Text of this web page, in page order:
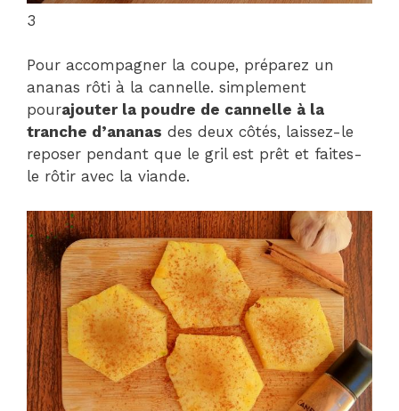
3
Pour accompagner la coupe, préparez un
ananas rôti à la cannelle. simplement
pourajouter la poudre de cannelle à la
tranche d’ananas des deux côtés, laissez-le
reposer pendant que le gril est prêt et faites-
le rôtir avec la viande.